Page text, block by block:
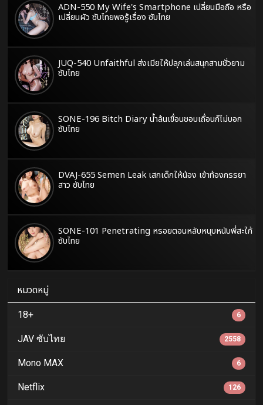
ADN-550 My Wife's Smartphone เปลี่ยนมือถือ หรือ
เปลี่ยนผัว ซับไทยพอรู้เรื่อง ซับไทย
JUQ-540 Unfaithful ส่งเมียให้ปลุกเล่นสนุกสามชั่วยาม
ซับไทย
SONE-196 Bitch Diary น้ำล้นเขื่อนชอบเถื่อนก็ไม่บอก
ซับไทย
DVAJ-655 Semen Leak เสกเด็กให้น้อง เข้าท้องภรรยา
สาว ซับไทย
SONE-101 Penetrating หรอยตอนหลับหนุบหนับพี่สะใภ้
ซับไทย
หมวดหมู่
18+ 6
JAV ซับไทย 2558
Mono MAX 6
Netflix 126